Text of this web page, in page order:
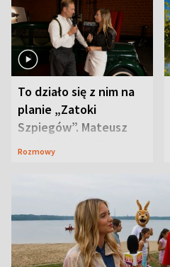
To działo się z nim na
planie „Zatoki
Szpiegów”. Mateusz
Janicki odsłonił
Rozmowy